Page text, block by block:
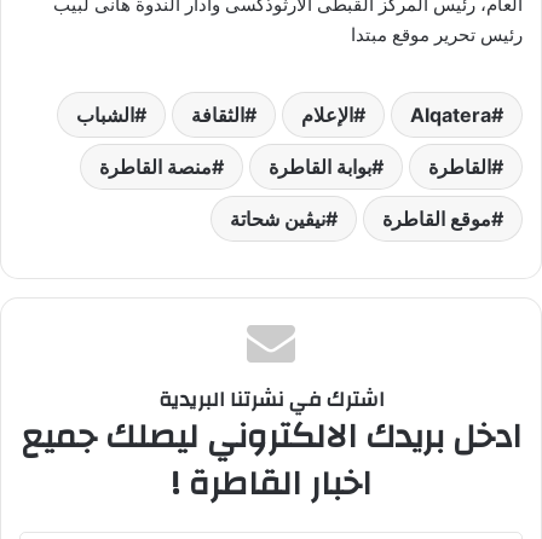
العام، رئيس المركز القبطى الأرثوذكسى وأدار الندوة هانى لبيب
رئيس تحرير موقع مبتدا
Alqatera الإعلام الثقافة الشباب
القاطرة بوابة القاطرة منصة القاطرة
موقع القاطرة نيڤين شحاتة
اشترك في نشرتنا البريدية
ادخل بريدك الالكتروني ليصلك جميع
اخبار القاطرة !